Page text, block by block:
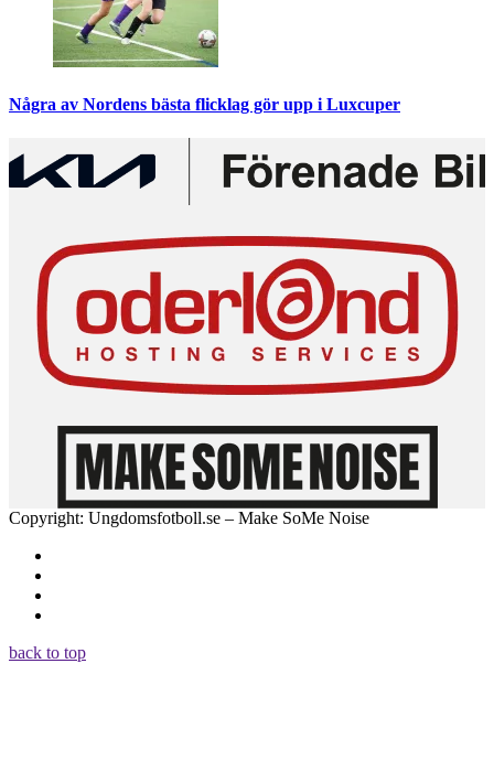
Några av Nordens bästa flicklag gör upp i Luxcuper
Copyright: Ungdomsfotboll.se – Make SoMe Noise
back to top